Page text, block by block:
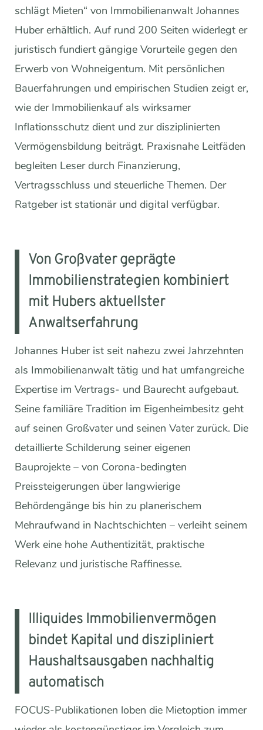
schlägt Mieten“ von Immobilienanwalt Johannes
Huber erhältlich. Auf rund 200 Seiten widerlegt er
juristisch fundiert gängige Vorurteile gegen den
Erwerb von Wohneigentum. Mit persönlichen
Bauerfahrungen und empirischen Studien zeigt er,
wie der Immobilienkauf als wirksamer
Inflationsschutz dient und zur disziplinierten
Vermögensbildung beiträgt. Praxisnahe Leitfäden
begleiten Leser durch Finanzierung,
Vertragsschluss und steuerliche Themen. Der
Ratgeber ist stationär und digital verfügbar.
Von Großvater geprägte
Immobilienstrategien kombiniert
mit Hubers aktuellster
Anwaltserfahrung
Johannes Huber ist seit nahezu zwei Jahrzehnten
als Immobilienanwalt tätig und hat umfangreiche
Expertise im Vertrags- und Baurecht aufgebaut.
Seine familiäre Tradition im Eigenheimbesitz geht
auf seinen Großvater und seinen Vater zurück. Die
detaillierte Schilderung seiner eigenen
Bauprojekte – von Corona-bedingten
Preissteigerungen über langwierige
Behördengänge bis hin zu planerischem
Mehraufwand in Nachtschichten – verleiht seinem
Werk eine hohe Authentizität, praktische
Relevanz und juristische Raffinesse.
Illiquides Immobilienvermögen
bindet Kapital und diszipliniert
Haushaltsausgaben nachhaltig
automatisch
FOCUS-Publikationen loben die Mietoption immer